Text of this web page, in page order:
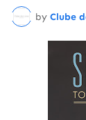
by Clube